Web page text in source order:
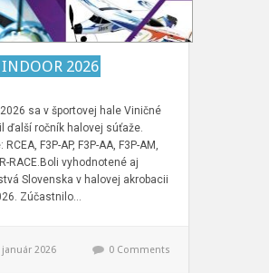
2026
sa v športovej hale Viničné
ďalší ročník halovej súťaže.
RCEA, F3P-AP, F3P-AA, F3P-AM,
RACE.Boli vyhodnotené aj
Slovenska v halovej akrobacii
Zúčastnilo…
2026 0 Comments